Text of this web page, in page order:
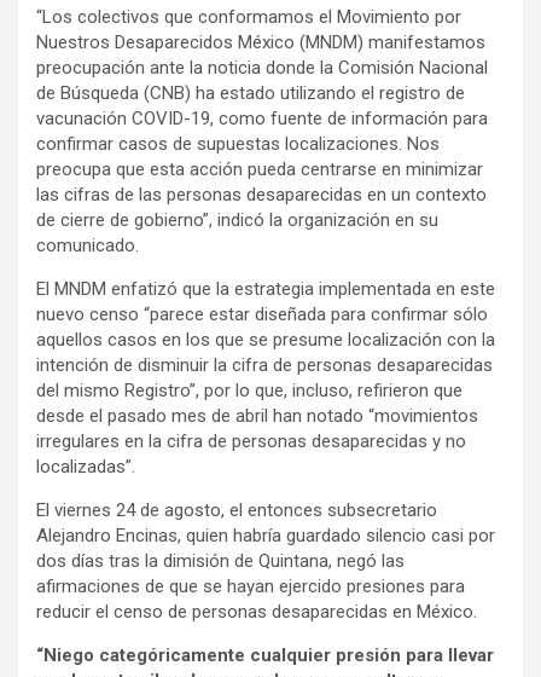
“Los colectivos que conformamos el Movimiento por
Nuestros Desaparecidos México (MNDM) manifestamos
preocupación ante la noticia donde la Comisión Nacional
de Búsqueda (CNB) ha estado utilizando el registro de
vacunación COVID-19, como fuente de información para
confirmar casos de supuestas localizaciones. Nos
preocupa que esta acción pueda centrarse en minimizar
las cifras de las personas desaparecidas en un contexto
de cierre de gobierno”, indicó la organización en su
comunicado.
El MNDM enfatizó que la estrategia implementada en este
nuevo censo “parece estar diseñada para confirmar sólo
aquellos casos en los que se presume localización con la
intención de disminuir la cifra de personas desaparecidas
del mismo Registro”, por lo que, incluso, refirieron que
desde el pasado mes de abril han notado “movimientos
irregulares en la cifra de personas desaparecidas y no
localizadas”.
El viernes 24 de agosto, el entonces subsecretario
Alejandro Encinas, quien habría guardado silencio casi por
dos días tras la dimisión de Quintana, negó las
afirmaciones de que se hayan ejercido presiones para
reducir el censo de personas desaparecidas en México.
“Niego categóricamente cualquier presión para llevar